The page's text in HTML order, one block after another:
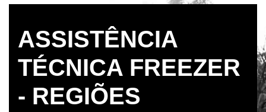
ASSISTÊNCIA
TÉCNICA FREEZER
- REGIÕES